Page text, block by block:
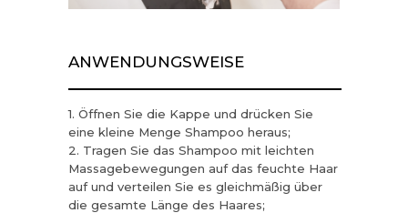
1. Öffnen Sie die Kappe und drücken Sie
eine kleine Menge Shampoo heraus;
2. Tragen Sie das Shampoo mit leichten
Massagebewegungen auf das feuchte Haar
auf und verteilen Sie es gleichmäßig über
die gesamte Länge des Haares;
ANWENDUNGSWEISE